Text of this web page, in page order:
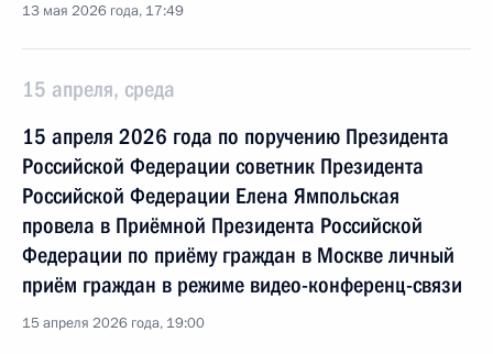
13 мая 2026 года, 17:49
15 апреля, среда
15 апреля 2026 года по поручению Президента
Российской Федерации советник Президента
Российской Федерации Елена Ямпольская
провела в Приёмной Президента Российской
Федерации по приёму граждан в Москве личный
приём граждан в режиме видео-конференц-связи
15 апреля 2026 года, 19:00